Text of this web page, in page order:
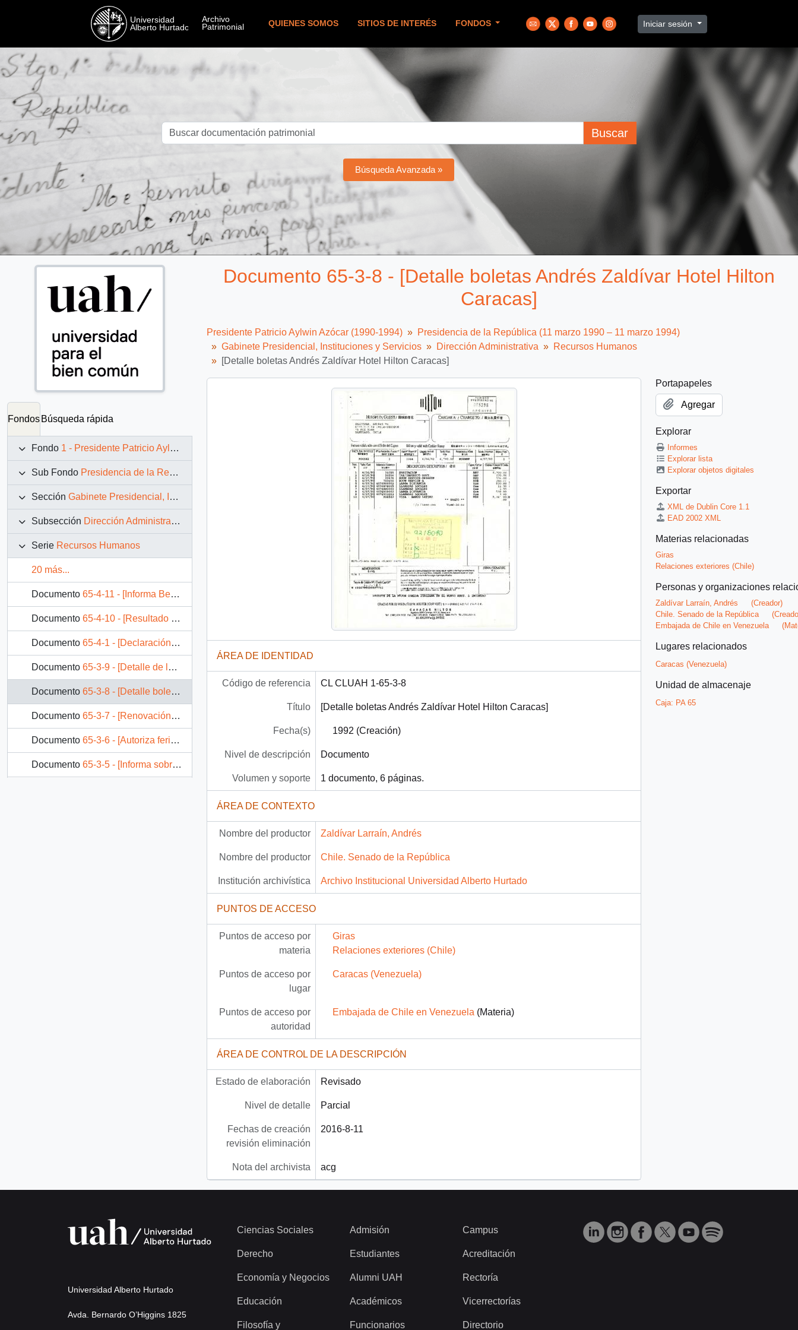
QUIENES SOMOS SITIOS DE INTERÉS FONDOS Iniciar sesión
Buscar
Búsqueda Avanzada »
Fondos Búsqueda rápida
Fondo 1 - Presidente Patricio Aylwin Azócar (1990-1994)
Sub Fondo Presidencia de la República (11 marzo 1990 – 11 marzo 1994)
Sección Gabinete Presidencial, Instituciones y Servicios
Subsección Dirección Administrativa
Serie Recursos Humanos
20 más...
Documento 65-4-11 - [Informa Beneficios año 1993 y adjunta Tabla Beneficios y Préstamos]
Documento 65-4-10 - [Resultado elecciones del representante del personal en la Junta Calificadora]
Documento 65-4-1 - [Declaración de funcionarios de la Presidencia de la República con licencia médica]
Documento 65-3-9 - [Detalle de los gastos de la Presidencia en realción a las giras del Presidente de la República]
Documento 65-3-8 - [Detalle boletas Andrés Zaldívar Hotel Hilton Caracas]
Documento 65-3-7 - [Renovación de la Credencial de Acceso a los funcionarios de la Presidencia de la República]
Documento 65-3-6 - [Autoriza feriado legal año 1992]
Documento 65-3-5 - [Informa sobre trabajos en Palacio Presidencial Viña del Mar]
Documento 65-3-8 - [Detalle boletas Andrés Zaldívar Hotel Hilton
Caracas]
Presidente Patricio Aylwin Azócar (1990-1994)
Presidencia de la República (11 marzo 1990 – 11 marzo 1994)
Gabinete Presidencial, Instituciones y Servicios
Dirección Administrativa
Recursos Humanos
[Detalle boletas Andrés Zaldívar Hotel Hilton Caracas]
ÁREA DE IDENTIDAD
Código de referencia CL CLUAH 1-65-3-8
Título [Detalle boletas Andrés Zaldívar Hotel Hilton Caracas]
Fecha(s) 1992 (Creación)
Nivel de descripción Documento
Volumen y soporte 1 documento, 6 páginas.
ÁREA DE CONTEXTO
Nombre del productor Zaldívar Larraín, Andrés
Nombre del productor Chile. Senado de la República
Institución archivística Archivo Institucional Universidad Alberto Hurtado
PUNTOS DE ACCESO
Puntos de acceso por
materia
Giras
Relaciones exteriores (Chile)
Puntos de acceso por
lugar
Caracas (Venezuela)
Puntos de acceso por
autoridad
Embajada de Chile en Venezuela (Materia)
ÁREA DE CONTROL DE LA DESCRIPCIÓN
Estado de elaboración Revisado
Nivel de detalle Parcial
Fechas de creación
revisión eliminación
2016-8-11
Nota del archivista acg
Portapapeles
Agregar
Explorar
Informes
Explorar lista
Explorar objetos digitales
Exportar
XML de Dublin Core 1.1
EAD 2002 XML
Materias relacionadas
Giras
Relaciones exteriores (Chile)
Personas y organizaciones
Zaldívar Larraín, Andrés
(Creador)
Chile. Senado de la República
Embajada de Chile en Venezuela
Lugares relacionados
Caracas (Venezuela)
Unidad de almacenaje
Caja: PA 65
Universidad Alberto Hurtado
Avda. Bernardo O’Higgins 1825
Ciencias Sociales
Derecho
Economía y Negocios
Educación
Filosofía y
Admisión
Estudiantes
Alumni UAH
Académicos
Funcionarios
Campus
Acreditación
Rectoría
Vicerrectorías
Directorio